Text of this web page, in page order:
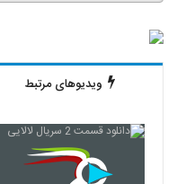
ویدیوهای مرتبط